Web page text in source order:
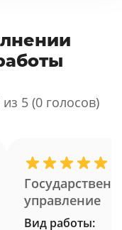
из 5 (0 голосов)
управление
Вид работы: